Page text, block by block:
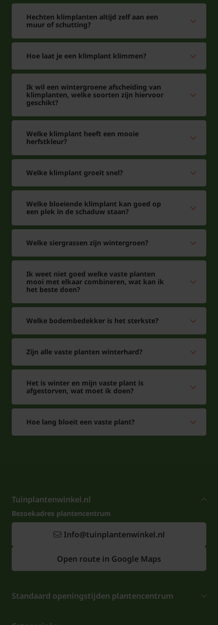
Hechten klimplanten altijd zelf aan een
muur of schutting?
Hoe laat je een klimplant klimmen?
Ik wil een wintergroene afscheiding van
klimplanten, welke soorten zijn hiervoor
geschikt?
Welke klimplant heeft een mooie
herfstkleur?
Welke klimplant groeit snel?
Welke bloeiende klimplant kan goed op
een plek in de schaduw staan?
Welke siergrassen zijn wintergroen?
Ik weet niet goed welke vaste planten
mooi met elkaar combineren, wat kan ik
het beste doen?
Welke bodembedekker is het sterkste?
Zijn alle vaste planten winterhard?
Het is winter en mijn vaste plant is
afgestorven, wat moet ik doen?
Hoe lang bloeit een vaste plant?
Tuinplantenwinkel.nl
Bezoekadres plantencentrum
Info@tuinplantenwinkel.nl
Open route in Google Maps
Standaard openingstijden plantencentrum